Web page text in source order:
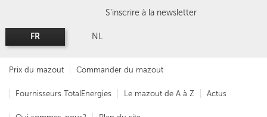
S'inscrire à la newsletter
FR NL
Prix du mazout Commander du mazout
Fournisseurs TotalEnergies Le mazout de A à Z Actus